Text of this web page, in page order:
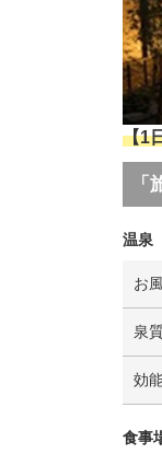
【1
温泉
お
泉
効
食事